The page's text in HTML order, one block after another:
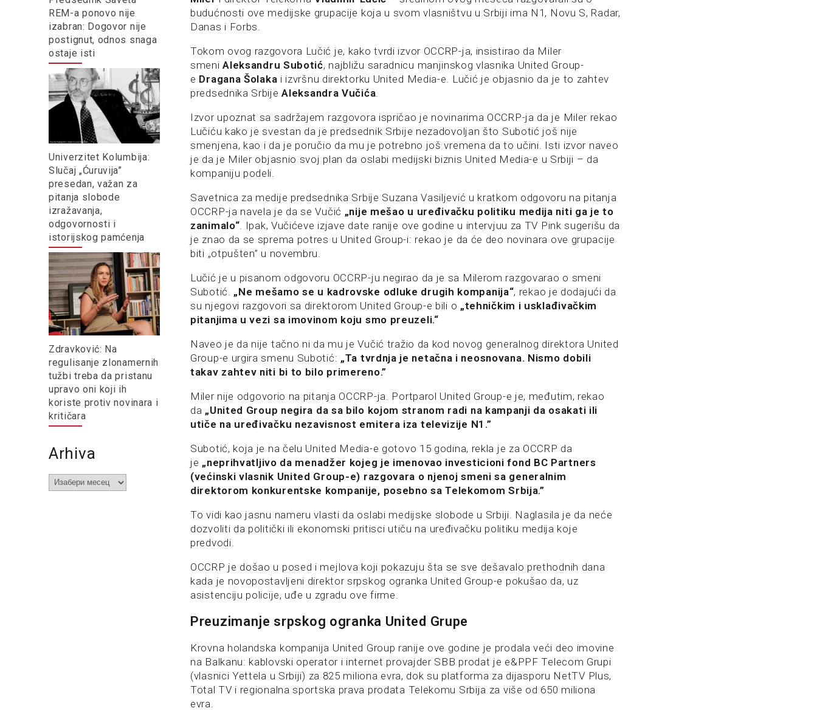
REM-a ponovo nije
izabran: Dogovor nije
postignut, odnos snaga
ostaje isti
Univerzitet Kolumbija:
Slučaj „Ćuruvija”
presedan, važan za
pitanja slobode
izražavanja,
odgovornosti i
istorijskog pamćenja
Zdravković: Na
regulisanje zlonamernih
tužbi treba da pristanu
upravo oni koji ih
koriste protiv novinara i
kritičara
Arhiva
Arhiva
budućnosti ove medijske grupacije koja u svom vlasništvu u Srbiji ima N1, Novu S, Radar,
Danas i Forbs.
Tokom ovog razgovora Lučić je, kako tvrdi izvor OCCRP-ja, insistirao da Miler
smeniAleksandru Subotić, najbližu saradnicu manjinskog vlasnika United Group-
e Dragana Šolaka i izvršnu direktorku United Media-e. Lučić je objasnio da je to zahtev
predsednika SrbijeAleksandra Vučića
Izvor upoznat sa sadržajem razgovora ispričao je novinarima OCCRP-ja da je Miler rekao
Lučiću kako je svestan da je predsednik Srbije nezadovoljan što Subotić još nije
smenjena, kao i da je poručio da mu je potrebno još vremena da to učini. Isti izvor naveo
je da je Miler objasnio svoj plan da oslabi medijski biznis United Media-e u Srbiji – da
kompaniju podeli.
Savetnica za medije predsednika Srbije Suzana Vasiljević u kratkom odgovoru na pitanja
OCCRP-ja navela je da se Vučić „nije mešao u uređivačku politiku medija niti ga je to
zanimalo“ . Ipak, Vučićeve izjave date ranije ove godine u intervjuu za TV Pink sugerišu da
je znao da se sprema potres u United Group-i: rekao je da će deo novinara ove grupacije
biti „otpušten” u novembru.
Lučić je u pisanom odgovoru OCCRP-ju negirao da je sa Milerom razgovarao o smeni
Subotić. „Ne mešamo se u kadrovske odluke drugih kompanija“, rekao je dodajući da
su njegovi razgovori sa direktorom United Group-e bili o „tehničkim i usklađivačkim
pitanjima u vezi sa imovinom koju smo preuzeli.“
Naveo je da nije tačno ni da mu je Vučić tražio da kod novog generalnog direktora United
Group-e urgira smenu Subotić: „Ta tvrdnja je netačna i neosnovana. Nismo dobili
takav zahtev niti bi to bilo primereno.”
Miler nije odgovorio na pitanja OCCRP-ja. Portparol United Group-e je, međutim, rekao
da „United Group negira da sa bilo kojom stranom radi na kampanji da osakati ili
utiče na uređivačku nezavisnost emitera iza televizije N1.”
Subotić, koja je na čelu United Media-e gotovo 15 godina, rekla je za OCCRP da
je „neprihvatljivo da menadžer kojeg je imenovao investicioni fond BC Partners
(većinski vlasnik United Group-e) razgovara o njenoj smeni sa generalnim
direktorom konkurentske kompanije, posebno sa Telekomom Srbija.”
To vidi kao jasnu nameru vlasti da oslabi medijske slobode u Srbiji. Naglasila je da neće
dozvoliti da politički ili ekonomski pritisci utiču na uređivačku politiku medija koje
predvodi.
OCCRP je došao u posed i mejlova koji pokazuju šta se sve dešavalo prethodnih dana
kada je novopostavljeni direktor srpskog ogranka United Group-e pokušao da, uz
asistenciju policije, uđe u zgradu ove firme.
Preuzimanje srpskog ogranka United Grupe
Krovna holandska kompanija United Group ranije ove godine je prodala veći deo imovine
na Balkanu: kablovski operator i internet provajder SBB prodat je e&PPF Telecom Grupi
(vlasnici Yettela u Srbiji) za 825 miliona evra, dok su platforma za dijasporu NetTV Plus,
Total TV i regionalna sportska prava prodata Telekomu Srbija za više od 650 miliona
evra.